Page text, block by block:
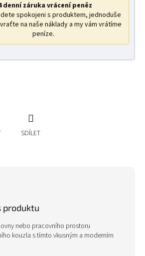
denní záruka vrácení peněz
spokojeni s produktem, jednoduše
vraťte na naše náklady a my vám vrátíme
peníze.
SDÍLET
produktu
nebo pracovního prostoru
kouzla s tímto vkusným a moderním